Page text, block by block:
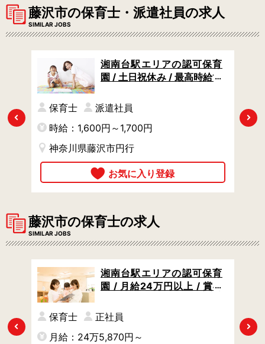
藤沢市の保育士・派遣社員の求人
SIMILAR JOBS
Previous
湘南台駅エリアの認可保育
園 / 土日祝休み / 最高時給17
的な保育
保育士
派遣社員
時給：1,600円～1,700円
神奈川県藤沢市円行
Next
藤沢市の保育士の求人
SIMILAR JOBS
Previous
湘南台駅エリアの認可保育
園 / 月給24万円以上 / 賞与
ら毎週しっかり休める
保育士
正社員
月給：24万5,870円～
Next